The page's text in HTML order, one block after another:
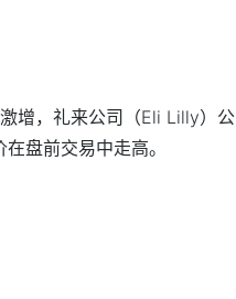
增，礼来公司（Eli Lilly）公
盘前交易中走高。